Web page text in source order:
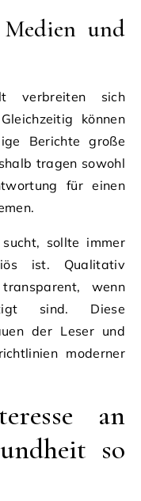
und
verbreiten sich
können
Berichte große
tragen sowohl
für einen
sucht, sollte immer
ist. Qualitativ
wenn
sind. Diese
der Leser und
moderner
an
so